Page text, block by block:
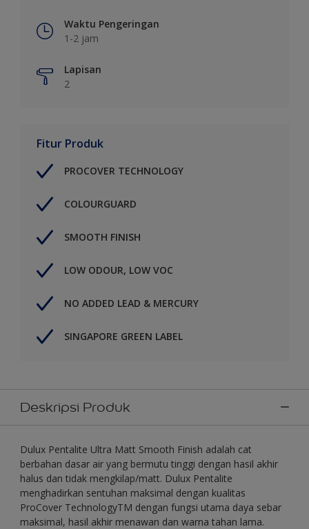
Waktu Pengeringan
1-2 jam
Lapisan
2
Fitur Produk
PROCOVER TECHNOLOGY
COLOURGUARD
SMOOTH FINISH
LOW ODOUR, LOW VOC
NO ADDED LEAD & MERCURY
SINGAPORE GREEN LABEL
Deskripsi Produk
Dulux Pentalite Ultra Matt Smooth Finish adalah cat
berbahan dasar air yang bermutu tinggi dengan hasil akhir
halus dan tidak mengkilap/matt. Dulux Pentalite
menghadirkan sentuhan maksimal dengan kualitas
ProCover TechnologyTM dengan fungsi utama daya sebar
maksimal, hasil akhir menawan dan warna tahan lama.